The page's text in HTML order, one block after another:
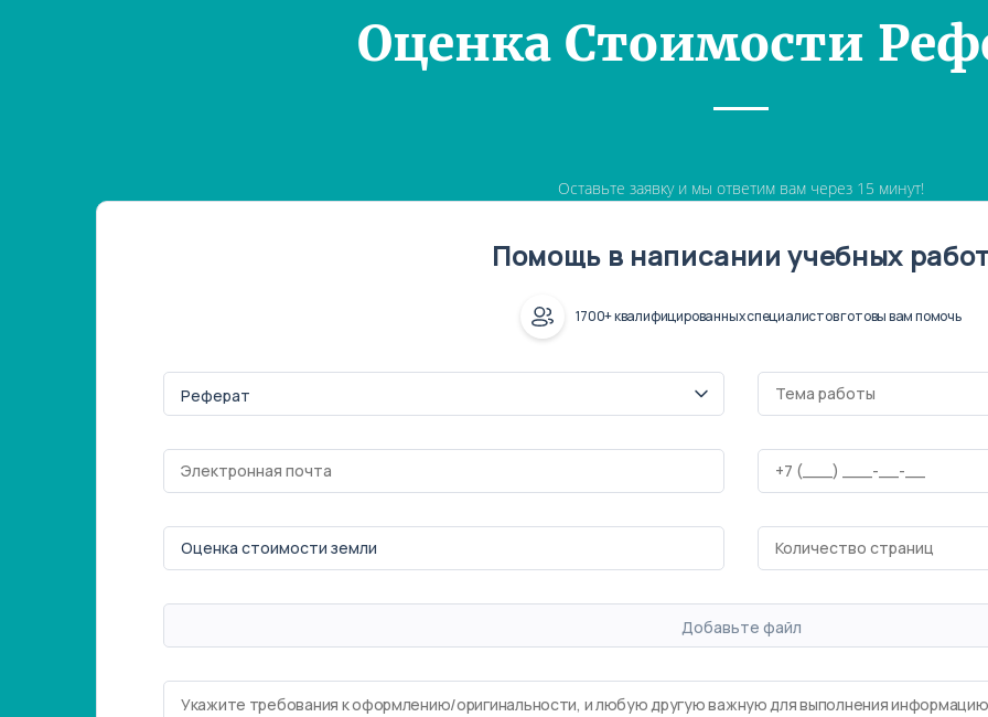
Оценка Стоимости
Оставьте заявку и мы ответим вам через 15 минут!
Помощь в написании учебных
1700+ квалифицированных специалистов готовы вам помочь
Добавьте файл